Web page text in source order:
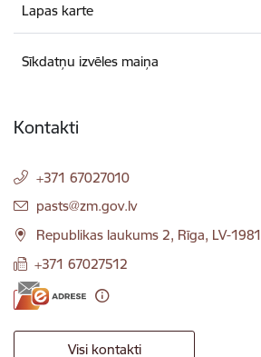
Lapas karte
Sīkdatņu izvēles maiņa
Kontakti
+371 67027010
E-pasts:
pasts@zm.gov.lv
Republikas laukums 2, Rīga, LV-1981
+371 67027512
Visi kontakti